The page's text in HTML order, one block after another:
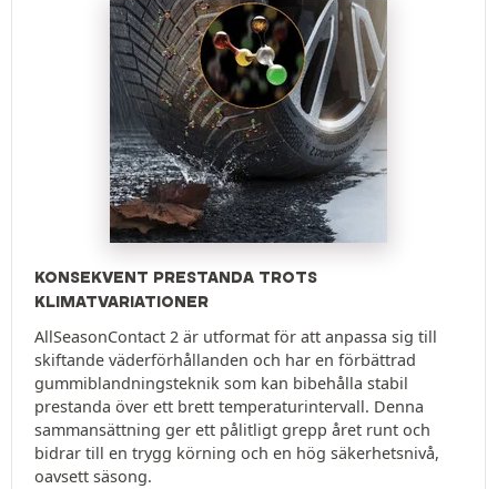
KONSEKVENT PRESTANDA TROTS
KLIMATVARIATIONER
AllSeasonContact 2 är utformat för att anpassa sig till
skiftande väderförhållanden och har en förbättrad
gummiblandningsteknik som kan bibehålla stabil
prestanda över ett brett temperaturintervall. Denna
sammansättning ger ett pålitligt grepp året runt och
bidrar till en trygg körning och en hög säkerhetsnivå,
oavsett säsong.